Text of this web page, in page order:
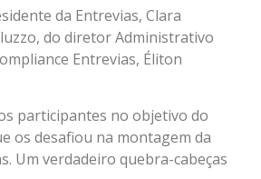
da Entrevias, Clara
do diretor Administrativo
Entrevias, Éliton
participantes no objetivo do
os desafiou na montagem da
Um verdadeiro quebra-cabeças